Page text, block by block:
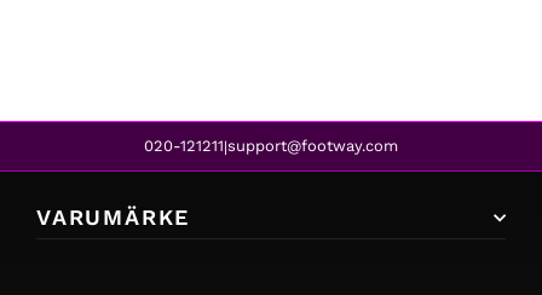
020-121211|support@footway.com
VARUMÄRKE